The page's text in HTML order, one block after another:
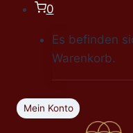
Zum
springen
0
Es befinden
Warenkorb.
Mein Konto